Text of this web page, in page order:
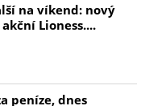
na víkend: nový
akční Lioness....
peníze, dnes